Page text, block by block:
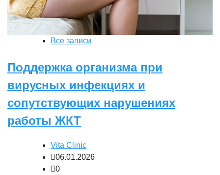
Все записи
Поддержка организма при
вирусных инфекциях и
сопутствующих нарушениях
работы ЖКТ
Vita Clinic
06.01.2026
0